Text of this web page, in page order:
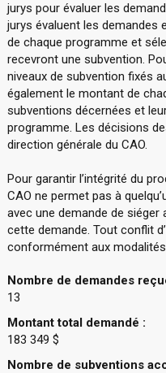
jurys pour évaluer les
jurys évaluent les
de chaque programme et
recevront une subvention.
niveaux de subvention fixés
également le montant de
subventions décernées et
programme. Les décisions
direction générale du CAO.
Pour garantir l’intégrité du
CAO ne permet pas à
avec une demande de siéger
cette demande. Tout conflit
conformément aux modalités
Nombre de demandes
13
Montant total demandé :
183 349 $
Nombre de subventions